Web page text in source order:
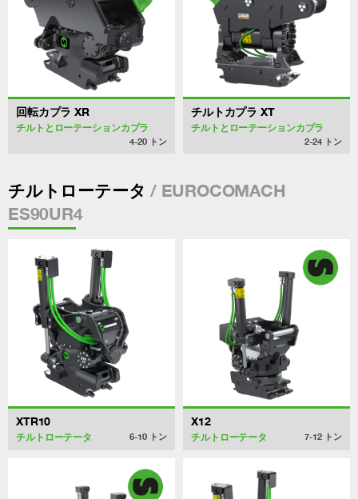
回転カプラ XR
チルトとローテーションカプラ
4-20 トン
チルトカプラ XT
チルトとローテーションカプラ
2-24 トン
チルトローテータ / EUROCOMACH
ES90UR4
XTR10
チルトローテータ 6-10 トン
X12
チルトローテータ 7-12 トン